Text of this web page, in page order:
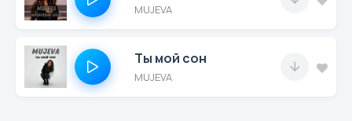
MUJEVA
Ты мой сон
MUJEVA